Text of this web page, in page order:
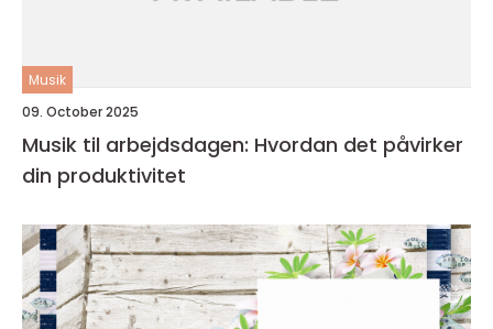
Musik
09. October 2025
Musik til arbejdsdagen: Hvordan det påvirker
din produktivitet